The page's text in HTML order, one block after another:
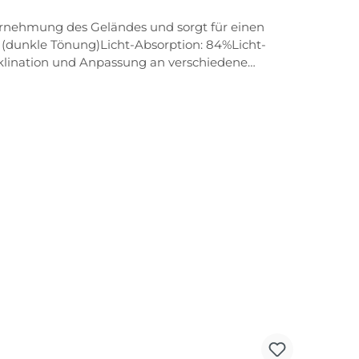
des Geländes und sorgt für einen
Tönung)Licht-Absorption: 84%Licht-
und Anpassung an verschiedene
exklusiv aus dem ultraleichten, extrem
und sicheren Sitz.